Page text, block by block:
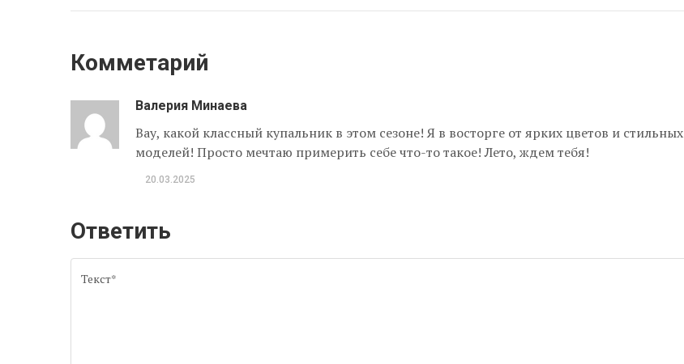
Комметарий
Валерия Минаева
Вау, какой классный купальник в этом сезоне! Я в восторге от ярких цветов и стильных
моделей! Просто мечтаю примерить себе что-то такое! Лето, ждем тебя!
20.03.2025
Ответить